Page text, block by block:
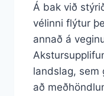
Á bak við
vélinni flýtur
annað á
landslag,
að